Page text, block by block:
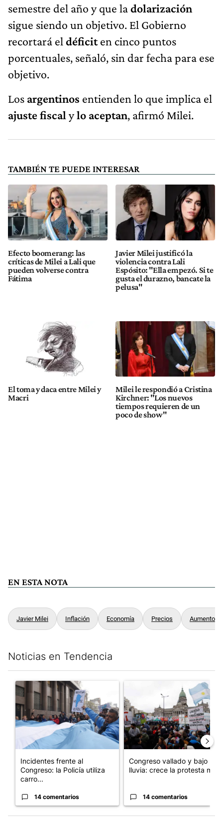
semestre del año y que ladolarización
sigue siendo un objetivo. El Gobierno
recortará el déficiten cinco puntos
porcentuales, señaló, sin dar fecha para ese
objetivo.
Los argentinos entienden lo que implica el
ajuste fiscal ylo aceptan, afirmó Milei.
TAMBIÉN TE PUEDE INTERESAR
Efecto boomerang: las
críticas de Milei a Lali que
pueden volverse contra
Fátima
Javier Milei justificó la
violencia contra Lali
Espósito: "Ella empezó. Si te
gusta el durazno, bancate la
pelusa"
El toma y daca entre Milei y
Macri
Milei le respondió a Cristina
Kirchner: "Los nuevos
tiempos requieren de un
poco de show"
EN ESTA NOTA
Javier Milei Inflación Economía Precios Aumentos
Noticias en Tendencia
Un artículo de tendencia con el título "Incidentes frente al
Incidentes frente al
Congreso: la Policía utiliza
carro...
14 comentarios
Un artículo de tendencia
Congreso vallado y bajo la
lluvia: crece la protesta mi...
14 comentarios